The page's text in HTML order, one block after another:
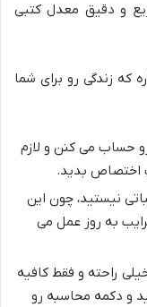
و دقیق معدل کتبی
که زندگی رو برای شما
حساب می کنن و لازم
اختصاص بدید.
نیستید، چون این
به روز عمل می
راحته و فقط کافیه
و دکمه محاسبه رو